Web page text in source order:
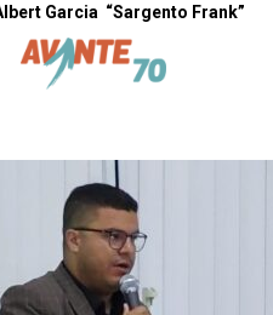
Garcia “Sargento Frank”